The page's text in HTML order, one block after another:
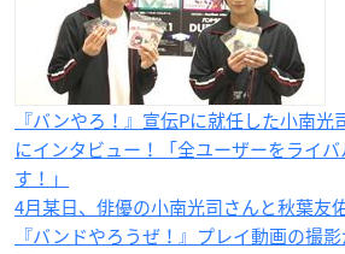
『バンやろ！』宣伝Pに就任した小南
にインタビュー！「全ユーザーをライ
す！」
4月某日、俳優の小南光司さんと秋葉友
『バンドやろうぜ！』プレイ動画の撮